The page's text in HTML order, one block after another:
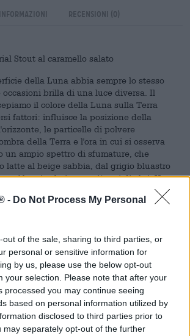
- Do Not Process My Personal
out of the sale, sharing to third parties, or
personal or sensitive information for
by us, please use the below opt-out
your selection. Please note that after your
processed you may continue seeing
based on personal information utilized by
disclosed to third parties prior to
may separately opt-out of the further
Informazioni Recensioni (0)
Stout al caramello salato
della Luna abbia sempre lo stesso
occasioni brilla di una luce diversa. Il
il colore della Luna sulla Terra
fattori: influisce la posizione della
le particelle di polvere
della Terra e l'ora in cui si osserva
un ampio spettro di sfumature, che
latte al beige sabbia, dal grigio bluastro
Alcuni colori sono più rari di altri. Una
vista solo ogni pochi anni, lo stesso
Rose ha inventato una birra adatta:
imperial stout che ha il sapore del
fortunatamente non è così rara come la
La magica miscela porta nel
alcolica del 10,0% che ruba i
sinfonia nel bicchiere che ricorda il
salato. Questo effetto è ottenuto
zucchero di canna muscovado, malti
L'aggiunta di lattosio conferisce